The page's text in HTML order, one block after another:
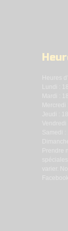
Heures
Mercredi
Jeudi :
Samedi :
Prendre
varier.